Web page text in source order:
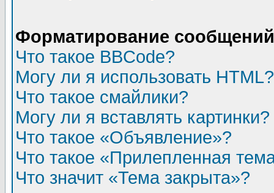
Форматирование
Что такое BBCode?
Могу ли я использовать HTML?
Что такое смайлики?
Могу ли я вставлять картинки?
Что такое «Объявление»?
Что такое «Прилепленная
Что значит «Тема закрыта»?